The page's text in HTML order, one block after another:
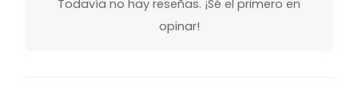
Todavía no hay reseñas. ¡Sé el primero en
opinar!